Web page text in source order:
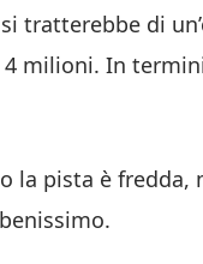
tratterebbe di
milioni. In
la pista è